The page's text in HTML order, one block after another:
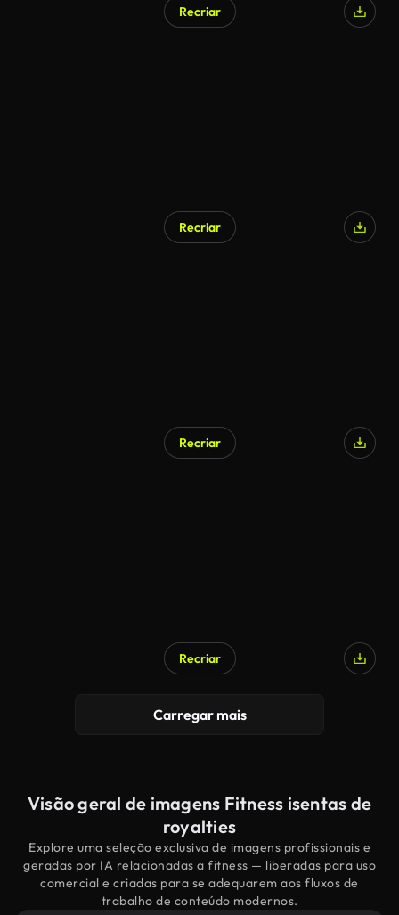
Recriar
Recriar
Recriar
Recriar
Carregar mais
Visão geral de imagens Fitness isentas de
royalties
Explore uma seleção exclusiva de imagens profissionais e
geradas por IA relacionadas a fitness — liberadas para uso
comercial e criadas para se adequarem aos fluxos de
trabalho de conteúdo modernos.